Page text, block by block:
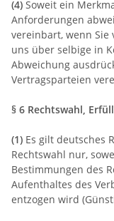
(4) Soweit ein
Anforderungen
vereinbart, wenn Sie
uns über selbige in
Abweichung
Vertragsparteien
§ 6 Rechtswahl,
(1) Es gilt deutsches
Rechtswahl nur,
Bestimmungen des
Aufenthaltes des
entzogen wird